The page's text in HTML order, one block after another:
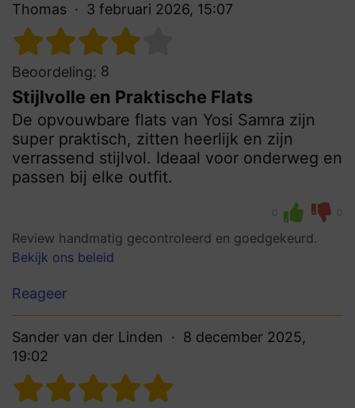
Thomas 3 februari 2026, 15:07
Beoordeling: 8
Stijlvolle en Praktische Flats
De opvouwbare flats van Yosi Samra zijn
super praktisch, zitten heerlijk en zijn
verrassend stijlvol. Ideaal voor onderweg en
passen bij elke outfit.
0 0
Review handmatig gecontroleerd en goedgekeurd.
Bekijk ons beleid
Reageer
Sander van der Linden
8 december 2025,
19:02